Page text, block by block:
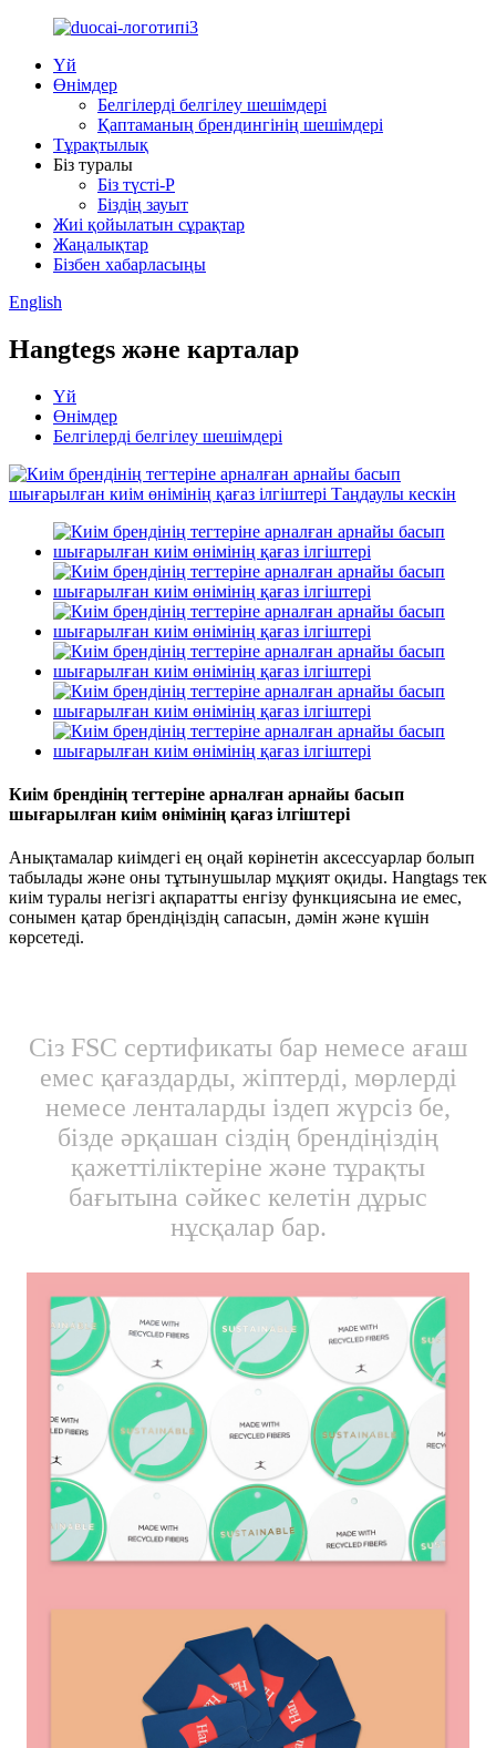
Үй
Өнімдер
Белгілерді белгілеу шешімдері
Қаптаманың брендингінің шешімдері
Тұрақтылық
Біз туралы
Біз түсті-P
Біздің зауыт
Жиі қойылатын сұрақтар
Жаңалықтар
Бізбен хабарласыңы
English
Hangtegs және карталар
Үй
Өнімдер
Белгілерді белгілеу шешімдері
Киім брендінің тегтеріне арналған арнайы басып
шығарылған киім өнімінің қағаз ілгіштері
Анықтамалар киімдегі ең оңай көрінетін аксессуарлар болып
табылады және оны тұтынушылар мұқият оқиды. Hangtags тек
киім туралы негізгі ақпаратты енгізу функциясына ие емес,
сонымен қатар брендіңіздің сапасын, дәмін және күшін
көрсетеді.
Сіз FSC сертификаты бар немесе ағаш
емес қағаздарды, жіптерді, мөрлерді
немесе ленталарды іздеп жүрсіз бе,
бізде әрқашан сіздің брендіңіздің
қажеттіліктеріне және тұрақты
бағытына сәйкес келетін дұрыс
нұсқалар бар.